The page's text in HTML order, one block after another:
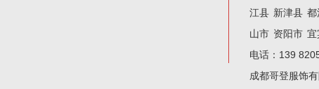
江县 新津县 都
山市 资阳市 宜
电话：139
成都哥登服饰